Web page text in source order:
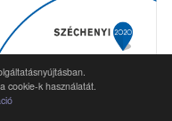
cookie-k használatát.